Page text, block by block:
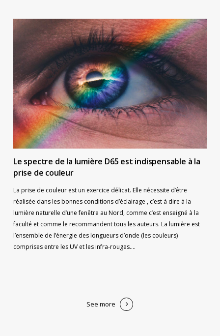
Le spectre de la lumière D65 est indispensable à la
prise de couleur
La prise de couleur est un exercice délicat. Elle nécessite d’être
réalisée dans les bonnes conditions d’éclairage , c’est à dire à la
lumière naturelle d’une fenêtre au Nord, comme c’est enseigné à la
faculté et comme le recommandent tous les auteurs. La lumière est
l’ensemble de l’énergie des longueurs d’onde (les couleurs)
comprises entre les UV et les infra-rouges.…
See more